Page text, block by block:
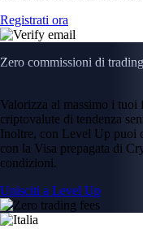
Registrati ora
Zero commissioni di
Valorizza al massimo i
criptovalute di tendenza
Inoltre, con Level Up puoi
con la Visa prepagata di
condizioni.
Unisciti a Level Up